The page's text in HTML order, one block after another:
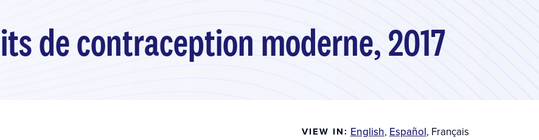
de contraception moderne, 2017
VIEW IN: English, Español, Français